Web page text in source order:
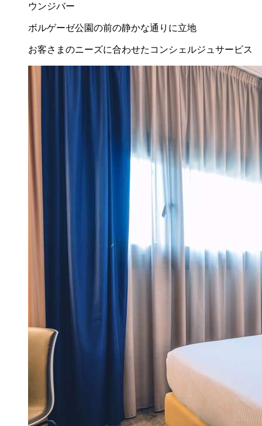
ウンジバー
ボルゲーゼ公園の前の静かな通りに立地
お客さまのニーズに合わせたコンシェルジュサービス